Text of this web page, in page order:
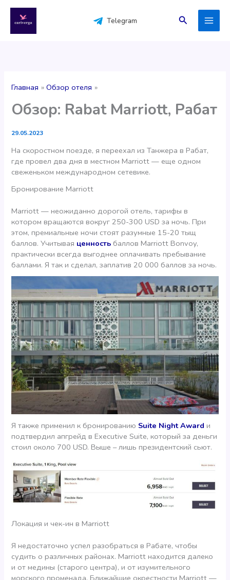
содержимому
Telegram Поиск
Главная Обзор отеля
Обзор: Rabat Marriott, Рабат
29.05.2023
На скоростном поезде, я переехал из Танжера в Рабат,
где провел два дня в местном Marriott — еще одном
свеженьком международном сетевике.
Бронирование Marriott
Marriott — неожиданно дорогой отель, тарифы в
котором вращаются вокруг 250-300 USD за ночь. При
этом, премиальные ночи стоят разумные 15-20 тыщ
баллов. Учитывая ценность баллов Marriott Bonvoy,
практически всегда выгоднее оплачивать пребывание
баллами. Я так и сделал, заплатив 20 000 баллов за ночь.
Я также применил к бронированию Suite Night Award и
подтвердил апгрейд в Executive Suite, который за деньги
стоил около 700 USD. Выше – лишь президентский сьют.
Локация и чек-ин в Marriott
Я недостаточно успел разобраться в Рабате, чтобы
судить о различных районах. Marriott находится далеко
и от медины (старого центра), и от изумительного
морского променада. Ближайшие окрестности Marriott —